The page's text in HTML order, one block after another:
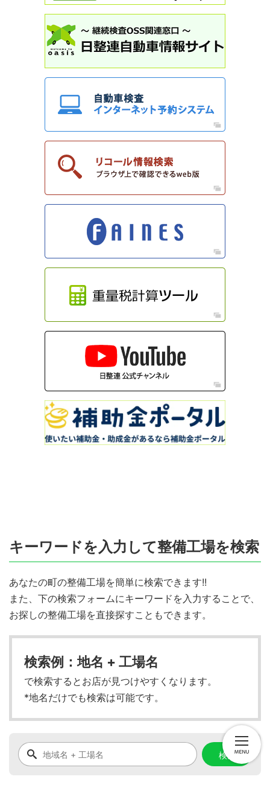
キーワードを入力して整備工場を検索
あなたの町の整備工場を簡単に検索できます!!
また、下の検索フォームにキーワードを入力することで、
お探しの整備工場を直接探すこともできます。
検索例：地名 + 工場名
で検索するとお店が見つけやすくなります。
*地名だけでも検索は可能です。